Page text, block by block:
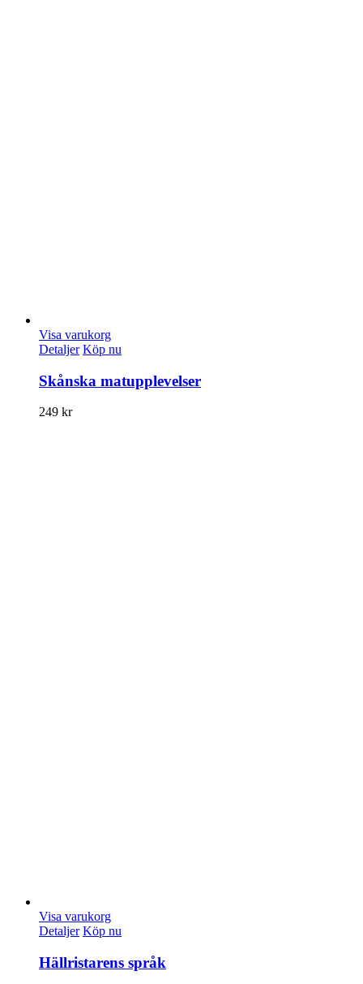
Visa varukorg
Detaljer Köp nu
Skånska matupplevelser
249 kr
Visa varukorg
Detaljer Köp nu
Hällristarens språk